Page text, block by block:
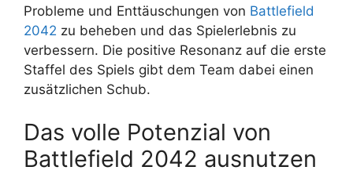
Probleme und Enttäuschungen von Battlefield
2042 zu beheben und das Spielerlebnis zu
verbessern. Die positive Resonanz auf die erste
Staffel des Spiels gibt dem Team dabei einen
zusätzlichen Schub.
Das volle Potenzial von
Battlefield 2042 ausnutzen